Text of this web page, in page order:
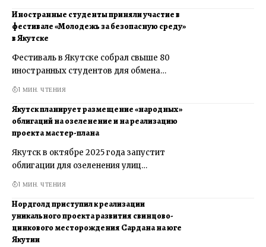
Иностранные студенты приняли участие в
фестивале «Молодежь за безопасную среду»
в Якутске
Фестиваль в Якутске собрал свыше 80
иностранных студентов для обмена…
1 МИН. ЧТЕНИЯ
Якутск планирует размещение «народных»
облигаций на озеленение и на реализацию
проекта мастер-плана
Якутск в октябре 2025 года запустит
облигации для озеленения улиц…
1 МИН. ЧТЕНИЯ
Нордголд приступил к реализации
уникального проекта развития свинцово-
цинкового месторождения Сардана на юге
Якутии